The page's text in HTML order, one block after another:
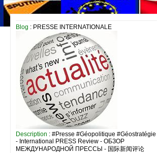
Blog : PRESSE INTERNATIONALE
Description : #Presse #Géopolitique #Géostratégie
- International PRESS Review - ОБЗОР
МЕЖДУНАРОДНОЙ ПРЕССЫ - 国际新闻评论